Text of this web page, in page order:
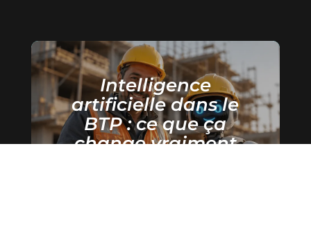
Intelligence
artificielle dans le
BTP : ce que ça
change vraiment